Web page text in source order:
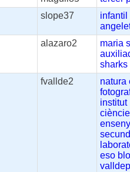
slope37
infantil
alazaro2 maria
sharks
fvallde2 natura
institut
eso